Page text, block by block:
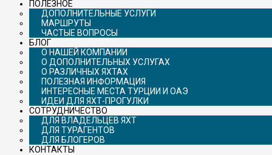
ПОЛЕЗНОЕ
ДОПОЛНИТЕЛЬНЫЕ УСЛУГИ
МАРШРУТЫ
ЧАСТЫЕ ВОПРОСЫ
БЛОГ
О НАШЕЙ КОМПАНИИ
О ДОПОЛНИТЕЛЬНЫХ УСЛУГАХ
О РАЗЛИЧНЫХ ЯХТАХ
ПОЛЕЗНАЯ ИНФОРМАЦИЯ
ИНТЕРЕСНЫЕ МЕСТА ТУРЦИИ И ОАЭ
ИДЕИ ДЛЯ ЯХТ-ПРОГУЛКИ
СОТРУДНИЧЕСТВО
ДЛЯ ВЛАДЕЛЬЦЕВ ЯХТ
ДЛЯ ТУРАГЕНТОВ
ДЛЯ БЛОГЕРОВ
КОНТАКТЫ